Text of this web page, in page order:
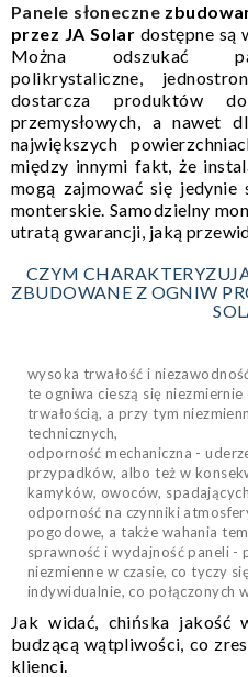
Panele słoneczne
przez JA Solar dostępne są
Można odszukać
polikrystaliczne,
dostarcza produktów
przemysłowych, a nawet
największych
między innymi fakt, że
mogą zajmować się
monterskie. Samodzielny
utratą gwarancji, jaką
CZYM
ZBUDOWANE Z OGNIW
wysoka trwałość i
te ogniwa cieszą się
trwałością, a przy tym
technicznych,
odporność mechaniczna -
przypadków, albo też w
kamyków, owoców,
odporność na czynniki
pogodowe, a także wahania
sprawność i wydajność paneli -
niezmienne w czasie, co tyczy
indywidualnie, co połączonych
Jak widać, chińska jakość
budzącą wątpliwości, co
klienci.